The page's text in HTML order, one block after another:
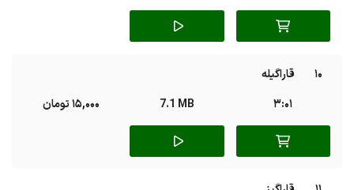
10
قاراگیله
3:01
7.1 MB 15,000 تومان